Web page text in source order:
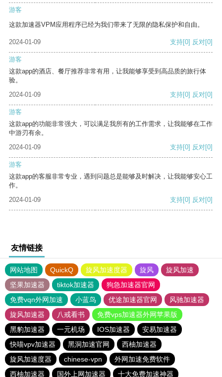
游客
这款加速器VPM应用程序已经为我们带来了无限的隐私保护和自由。
2024-01-09 支持[0] 反对[0]
游客
这款app的酒店、餐厅推荐非常有用，让我能够享受到高品质的旅行体
验。
2024-01-09
支持[0] 反对[0]
游客
这款app的功能非常强大，可以满足我所有的工作需求，让我能够在工作
中游刃有余。
2024-01-09
支持[0] 反对[0]
游客
这款app的客服非常专业，遇到问题总是能够及时解决，让我能够安心工
作。
2024-01-09
支持[0] 反对[0]
友情链接
网站地图 QuickQ 旋风加速度器 旋风
旋风加速
坚果加速器
tiktok加速器
狗急加速器官网
免费vqn外网加速
小蓝鸟 优途加速器官网
风驰加速器
旋风加速器
八戒看书
免费vps加速器外网苹果版
黑豹加速器
一元机场 IOS加速器
安易加速器
快喵vpv加速器
黑洞加速官网
西柚加速器
旋风加速度器
chinese-vpn
外网加速免费软件
西柚加速器
国外上网加速器 十大免费加速神器